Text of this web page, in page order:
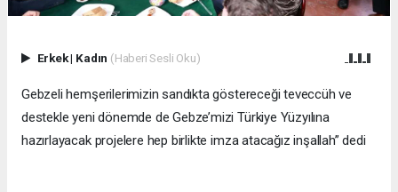
Erkek| Kadın (Haberi Sesli Oku)
Gebzeli hemşerilerimizin sandıkta göstereceği teveccüh ve
destekle yeni dönemde de Gebze’mizi Türkiye Yüzyılına
hazırlayacak projelere hep birlikte imza atacağız inşallah” dedi